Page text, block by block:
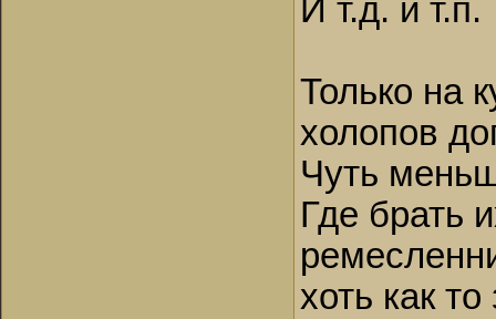
И т.д. и т.п.
Только на
холопов
Чуть
Где брать
хоть как